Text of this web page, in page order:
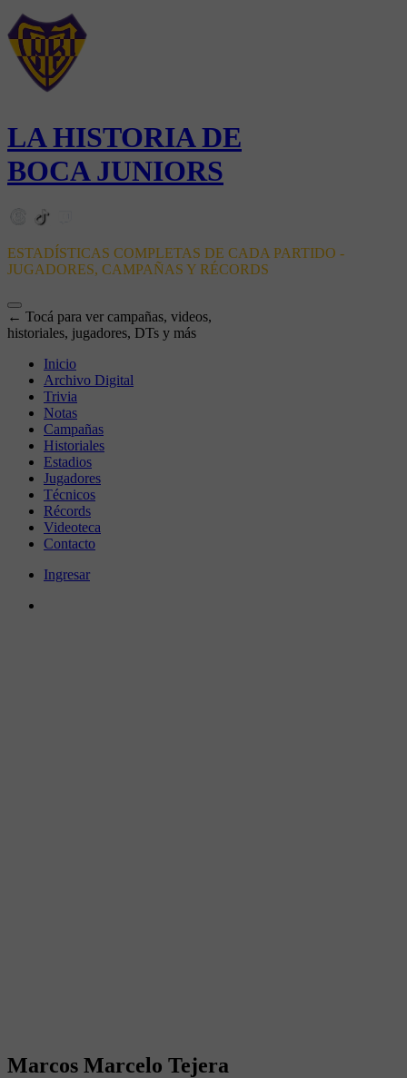
LA HISTORIA DE
BOCA JUNIORS
ESTADÍSTICAS COMPLETAS DE CADA PARTIDO -
JUGADORES, CAMPAÑAS Y RÉCORDS
← Tocá para ver campañas, videos,
historiales, jugadores, DTs y más
Inicio
Archivo Digital
Trivia
Notas
Campañas
Historiales
Estadios
Jugadores
Técnicos
Récords
Videoteca
Contacto
Ingresar
Marcos Marcelo Tejera